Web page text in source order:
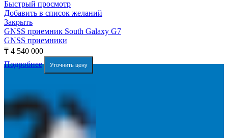
Быстрый просмотр
Добавить в список желаний
Закрыть
GNSS приемник South Galaxy G7
GNSS приемники
₸ 4 540 000
Подробнее
Уточнить цену